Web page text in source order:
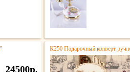
24500р.
К250 Подарочный конверт